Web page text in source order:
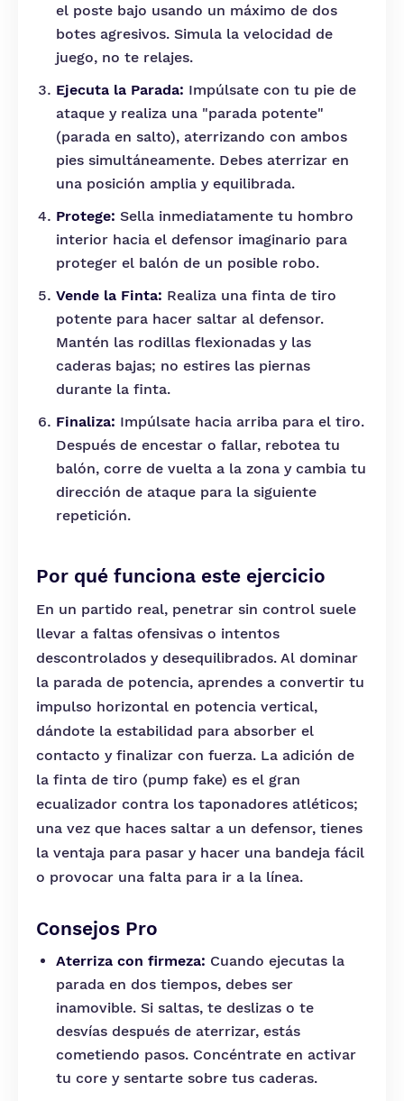
el poste bajo usando un máximo de dos
botes agresivos. Simula la velocidad de
juego, no te relajes.
Ejecuta la Parada: Impúlsate con tu pie de
ataque y realiza una "parada potente"
(parada en salto), aterrizando con ambos
pies simultáneamente. Debes aterrizar en
una posición amplia y equilibrada.
Protege: Sella inmediatamente tu hombro
interior hacia el defensor imaginario para
proteger el balón de un posible robo.
Vende la Finta: Realiza una finta de tiro
potente para hacer saltar al defensor.
Mantén las rodillas flexionadas y las
caderas bajas; no estires las piernas
durante la finta.
Finaliza: Impúlsate hacia arriba para el tiro.
Después de encestar o fallar, rebotea tu
balón, corre de vuelta a la zona y cambia tu
dirección de ataque para la siguiente
repetición.
Por qué funciona este ejercicio
En un partido real, penetrar sin control suele
llevar a faltas ofensivas o intentos
descontrolados y desequilibrados. Al dominar
la parada de potencia, aprendes a convertir tu
impulso horizontal en potencia vertical,
dándote la estabilidad para absorber el
contacto y finalizar con fuerza. La adición de
la finta de tiro (pump fake) es el gran
ecualizador contra los taponadores atléticos;
una vez que haces saltar a un defensor, tienes
la ventaja para pasar y hacer una bandeja fácil
o provocar una falta para ir a la línea.
Consejos Pro
Aterriza con firmeza: Cuando ejecutas la
parada en dos tiempos, debes ser
inamovible. Si saltas, te deslizas o te
desvías después de aterrizar, estás
cometiendo pasos. Concéntrate en activar
tu core y sentarte sobre tus caderas.